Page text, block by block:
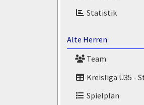
Statistik
Alte Herren
Team
Kreisliga Ü35 -
Spielplan